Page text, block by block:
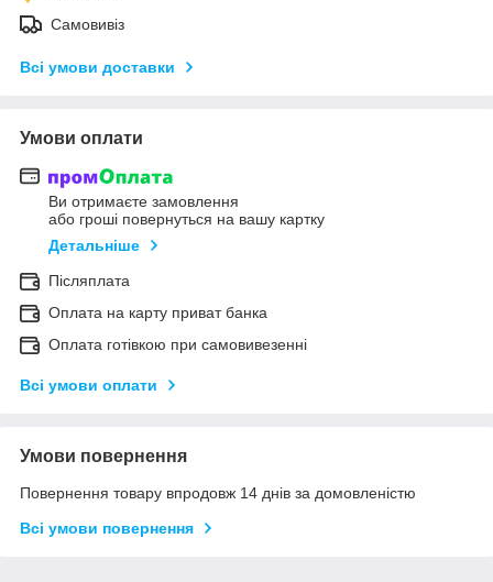
Самовивіз
Всі умови доставки
Умови оплати
Ви отримаєте замовлення
або гроші повернуться на вашу картку
Детальніше
Післяплата
Оплата на карту приват банка
Оплата готівкою при самовивезенні
Всі умови оплати
Умови повернення
Повернення товару впродовж 14 днів за домовленістю
Всі умови повернення